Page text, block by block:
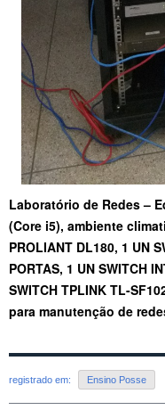
Laboratório de Redes –
(Core i5), ambiente
PROLIANT DL180, 1 UN
PORTAS, 1 UN SWITCH
SWITCH TPLINK TL-
para manutenção de
registrado em: Ensino Posse